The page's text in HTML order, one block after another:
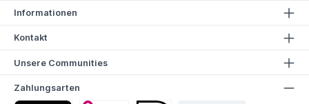
Informationen
Kontakt
Unsere Communities
Zahlungsarten